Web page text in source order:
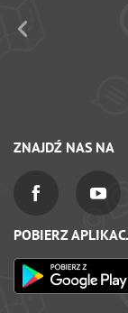
ZNAJDŹ NAS NA
POBIERZ